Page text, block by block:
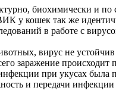
биохимически и по
у кошек так же
в работе с
вирус не
происходит
при укусах была
и передачи